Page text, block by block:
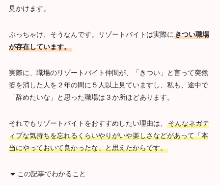
見かけます。
ぶっちゃけ、そうなんです。リゾートバイトは実際に きつい職場
が存在しています。
実際に、職場のリゾートバイト仲間が、「きつい」と言って突然
姿を消した人を２年の間に５人以上見ていますし、私も、途中で
「辞めたいな」と思った職場は３か所ほどあります。
それでもリゾートバイトをおすすめしたい理由は、
そんなネガテ
ィブな気持ちを忘れるくらいやりがいや楽しさなどがあって「本
当にやっておいて良かったな」と思えたからです。
この記事でわかること